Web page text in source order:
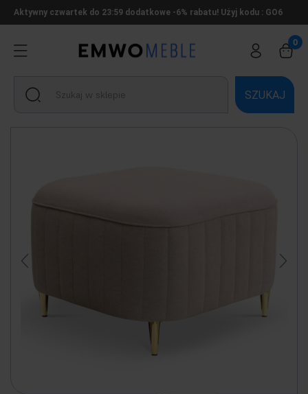
Aktywny czwartek do 23:59 dodatkowe -6% rabatu! Użyj kodu : GO6
SZUKAJ